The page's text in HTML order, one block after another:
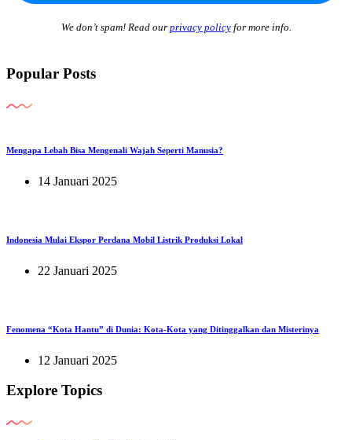
We don’t spam! Read our privacy policyfor more info.
Popular Posts
Mengapa Lebah Bisa Mengenali Wajah Seperti Manusia?
14 Januari 2025
Indonesia Mulai Ekspor Perdana Mobil Listrik Produksi Lokal
22 Januari 2025
Fenomena “Kota Hantu” di Dunia: Kota-Kota yang Ditinggalkan dan Misterinya
12 Januari 2025
Explore Topics